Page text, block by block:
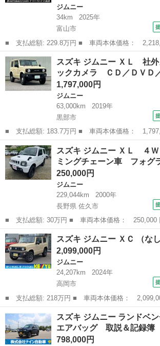
ジムニー
34km
2025年
富山市
■ 支払総額: 229.8万円 ■ 車両本体価格： 2,218,000 円 ■ メーカ
ー名： スズキ ■ 車種名： ジムニー ■ グレ
ＥＤヘッドライト スマートキー シートヒーター
ロール ...
富山 富山市 ジムニー
スズキ ジムニー ＸＬ 社
ックカメラ ＣＤ／ＤＶＤ
1,797,000円
ジムニー
63,000km
2019年
黒部市
■ 支払総額: 183.7万円 ■ 車両本体価格： 1,797,000 円 ■ メーカ
ー名： スズキ ■ 車種名： ジムニー ■ グレ
外メモリーナビ バックカメラ ＣＤ／ＤＶＤ／Ｓ
セグＴＶ...
富山 黒部市 ジムニー
スズキ ジムニー ＸＬ ４
ミングチェーン車 フォ
250,000円
ジムニー
229,044km
2000年
長野県 佐久市
■ 支払総額: 30万円 ■ 車両本体価格： 250,000 円 ■ メーカー
名： スズキ ■ 車種名： ジムニー ■ グレー
Ｄ ターボ タイミングチェーン車 フォグライト
車 リアワイパー...
長野 佐久市 ジムニー
スズキ ジムニー ＸＣ （なし
2,099,000円
ジムニー
24,207km
2024年
高岡市
■ 支払総額: 218万円 ■ 車両本体価格： 2,099,000 円 ■ メーカー
名： スズキ ■ 車種名： ジムニー ■ グレー
気量： 660cc ■ ドア枚数： 3D ■ ミッション：
富山 高岡市 ジムニー
スズキ ジムニー ランドベ
エアバッグ 取説＆記録
798,000円